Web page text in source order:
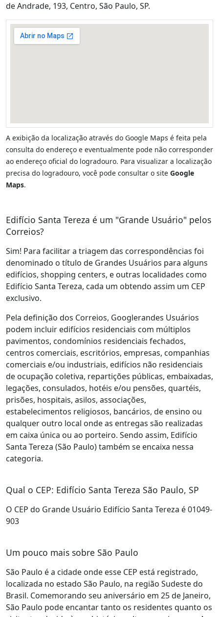
de Andrade, 193, Centro, São Paulo, SP.
A exibição da localização através do Google Maps é feita pela
consulta do endereço e eventualmente pode não corresponder
ao endereço oficial do logradouro. Para visualizar a localização
precisa do logradouro, você pode consultar o site Google
Maps.
Edifício Santa Tereza é um "Grande Usuário" pelos
Correios?
Sim! Para facilitar a triagem das correspondências foi
denominado o título de Grandes Usuários para alguns
edifícios, shopping centers, e outras localidades como
Edifício Santa Tereza, cada um obtendo assim um CEP
exclusivo.
Pela definição dos Correios, Googlerandes Usuários
podem incluir edifícios residenciais com múltiplos
pavimentos, condomínios residenciais fechados,
centros comerciais, escritórios, empresas, companhias
comerciais e/ou industriais, edifícios não residenciais
de ocupação coletiva, repartições públicas, embaixadas,
legações, consulados, hotéis e/ou pensões, quartéis,
prisões, hospitais, asilos, associações,
estabelecimentos religiosos, bancários, de ensino ou
qualquer outro local onde as entregas são realizadas
em caixa única ou ao porteiro. Sendo assim, Edifício
Santa Tereza (São Paulo) também se encaixa nessa
categoria.
Qual o CEP: Edifício Santa Tereza São Paulo, SP
O CEP do Grande Usuário Edifício Santa Tereza é 01049-
903
Um pouco mais sobre São Paulo
São Paulo é a cidade onde esse CEP está registrado,
localizada no estado São Paulo, na região Sudeste do
Brasil. Comemorando seu aniversário em 25 de Janeiro,
São Paulo pode encantar tanto os residentes quanto os